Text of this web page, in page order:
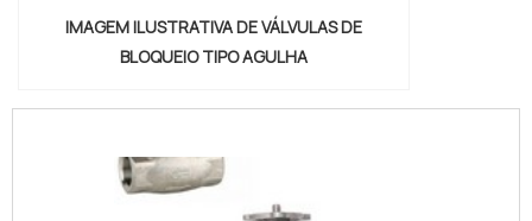
IMAGEM ILUSTRATIVA DE VÁLVULAS DE
BLOQUEIO TIPO AGULHA